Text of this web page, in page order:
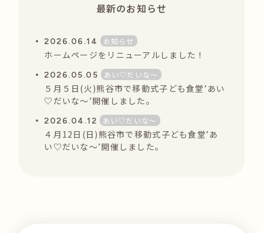
最新のお知らせ
2026.06.14 お知らせ
ホームページをリニューアルしました！
2026.05.05 あい♡だいな〜
５月５日(火)熊谷市で移動式子ども食堂’あい
♡だいな〜’開催しました。
2026.04.12 あい♡だいな〜
４月12日(日)熊谷市で移動式子ども食堂’あ
い♡だいな〜’開催しました。